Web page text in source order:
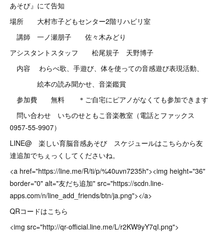
あそび』にて告知
場所 大村市子どもセンター2階リハビリ室
講師 一ノ瀬朋子 佐々木みどり
アシスタントスタッフ 松尾規子 天野博子
内容 わらべ歌、手遊び、体を使っての音感遊び表現活動、
絵本の読み聞かせ、音楽鑑賞
参加費 無料 ＊ご自宅にピアノがなくても参加できます
問い合わせ いちのせともこ音楽教室（電話とファックス
0957-55-9907）
LINE@ 楽しい育脳音感あそび スケジュールはこちらから友
達追加でちぇっくしてくださいね。
<a href="https://line.me/R/ti/p/%40uvn7235h"><img height="36"
border="0" alt="友だち追加" src="https://scdn.line-
apps.com/n/line_add_friends/btn/ja.png"></a>
QRコードはこちら
<img src="http://qr-official.line.me/L/r2KW9yY7qI.png">